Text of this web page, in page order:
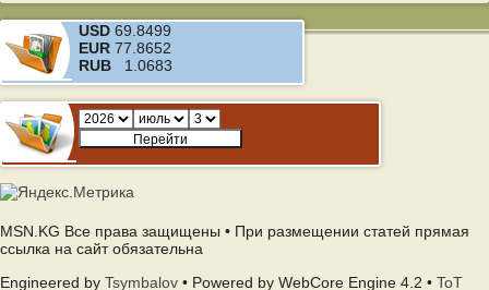
USD 69.8499
EUR 77.8652
RUB 1.0683
MSN.KG Все права защищены • При размещении статей прямая
ссылка на сайт обязательна
Engineered by Tsymbalov • Powered by WebCore Engine 4.2 • ToT